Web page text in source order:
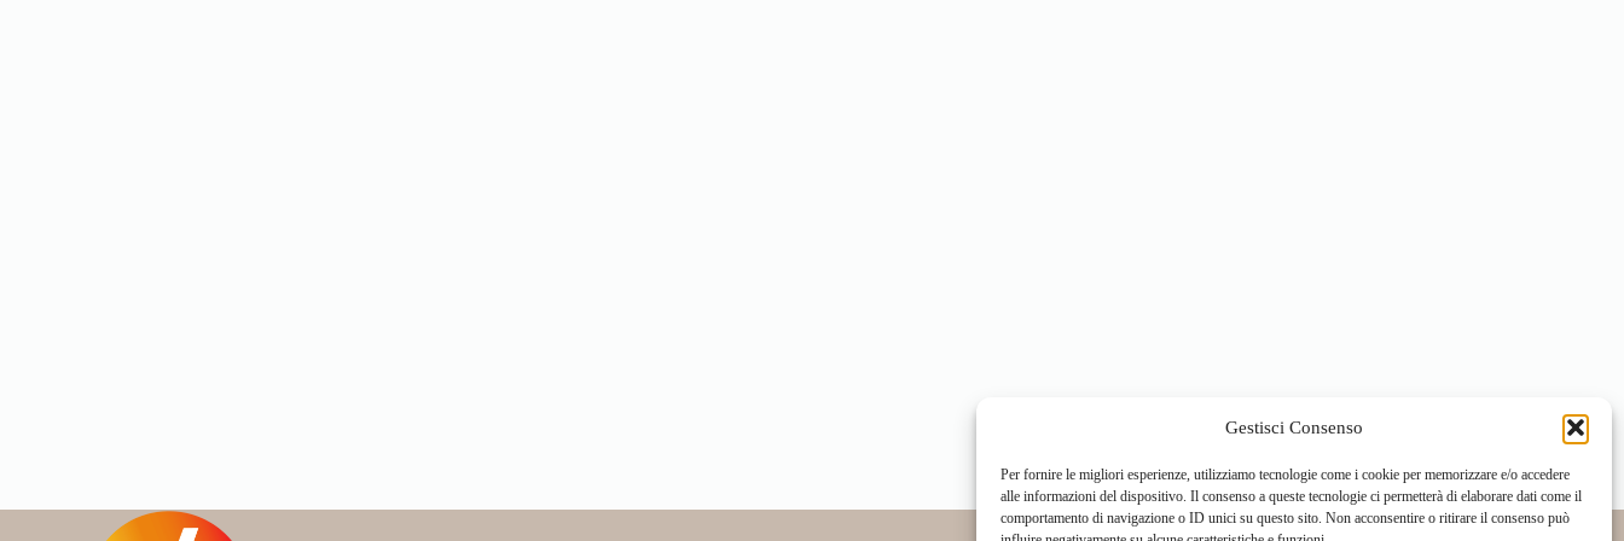
Gestisci Consenso
Per fornire le migliori esperienze, utilizziamo tecnologie come i cookie per memorizzare e/o accedere
alle informazioni del dispositivo. Il consenso a queste tecnologie ci permetterà di elaborare dati come il
comportamento di navigazione o ID unici su questo sito. Non acconsentire o ritirare il consenso può